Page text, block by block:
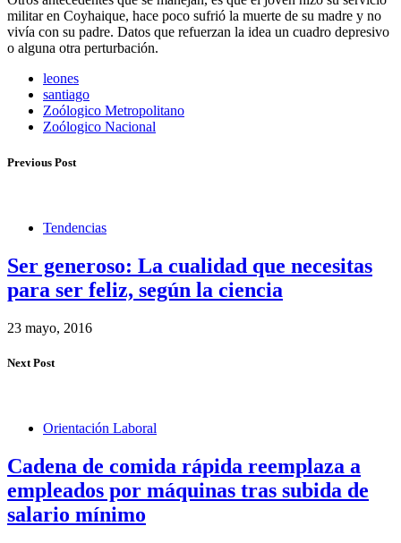
militar en Coyhaique, hace poco sufrió la muerte de su madre y no
vivía con su padre. Datos que refuerzan la idea un cuadro depresivo
o alguna otra perturbación.
leones
santiago
Zoólogico Metropolitano
Zoólogico Nacional
Previous Post
Tendencias
Ser generoso: La cualidad que necesitas
para ser feliz, según la ciencia
23 mayo, 2016
Next Post
Orientación Laboral
Cadena de comida rápida reemplaza a
empleados por máquinas tras subida de
salario mínimo